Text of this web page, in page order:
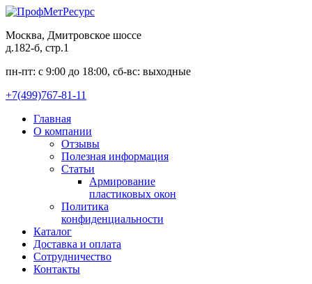
Москва, Дмитровское шоссе
д.182-б, стр.1
пн-пт: c 9:00 до 18:00, сб-вс: выходные
+7(499)767-81-11
Главная
О компании
Отзывы
Полезная информация
Статьи
Армирование
пластиковых окон
Политика
конфиденциальности
Каталог
Доставка и оплата
Сотрудничество
Контакты